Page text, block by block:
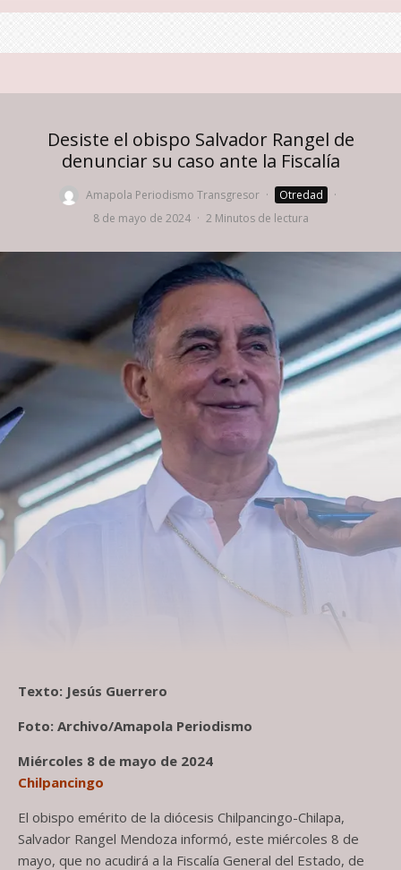
Desiste el obispo Salvador Rangel de
denunciar su caso ante la Fiscalía
Amapola Periodismo Transgresor · Otredad
·
8 de mayo de 2024 · 2 Minutos de lectura
Texto: Jesús Guerrero
Foto: Archivo/Amapola Periodismo
Miércoles 8 de mayo de 2024
Chilpancingo
El obispo emérito de la diócesis Chilpancingo-Chilapa,
Salvador Rangel Mendoza informó, este miércoles 8 de
mayo, que no acudirá a la Fiscalía General del Estado, de